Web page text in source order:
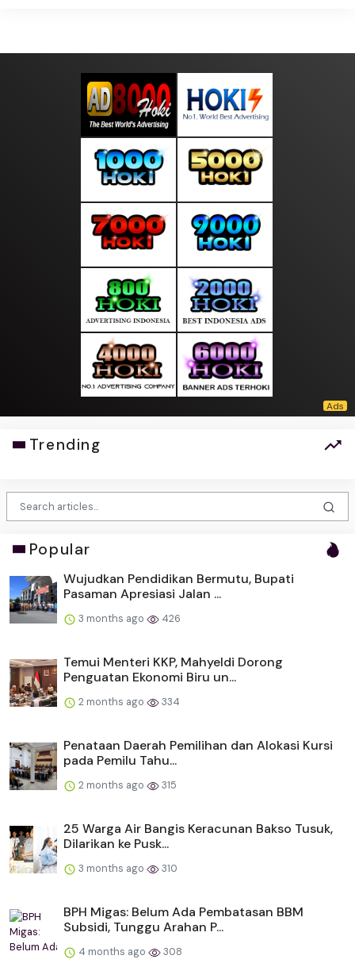
Trending
Popular
Wujudkan Pendidikan Bermutu, Bupati
Pasaman Apresiasi Jalan ...
3 months ago 426
Temui Menteri KKP, Mahyeldi Dorong
Penguatan Ekonomi Biru un...
2 months ago 334
Penataan Daerah Pemilihan dan Alokasi Kursi
pada Pemilu Tahu...
2 months ago 315
25 Warga Air Bangis Keracunan Bakso Tusuk,
Dilarikan ke Pusk...
3 months ago 310
BPH Migas: Belum Ada Pembatasan BBM
Subsidi, Tunggu Arahan P...
4 months ago 308